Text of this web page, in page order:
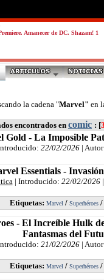
Amanecer de DC. Shazam! 1
la cadena "Marvel" en
encontrados encomic : [
Gold - La Imposible
22/02/2026|
Essentials -
| Introducido: 22/02/2026|
Etiquetas: Marvel/ Superhéroes/
- El Increíble Hulk
Fantasmas del
21/02/2026|
Etiquetas: Marvel/ Superhéroes/